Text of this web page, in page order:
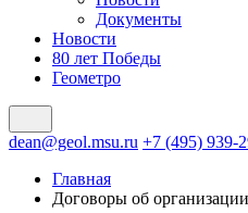
Документы
Новости
80 лет Победы
Геометро
dean@geol.msu.ru +7 (495) 939-
Главная
Договоры об